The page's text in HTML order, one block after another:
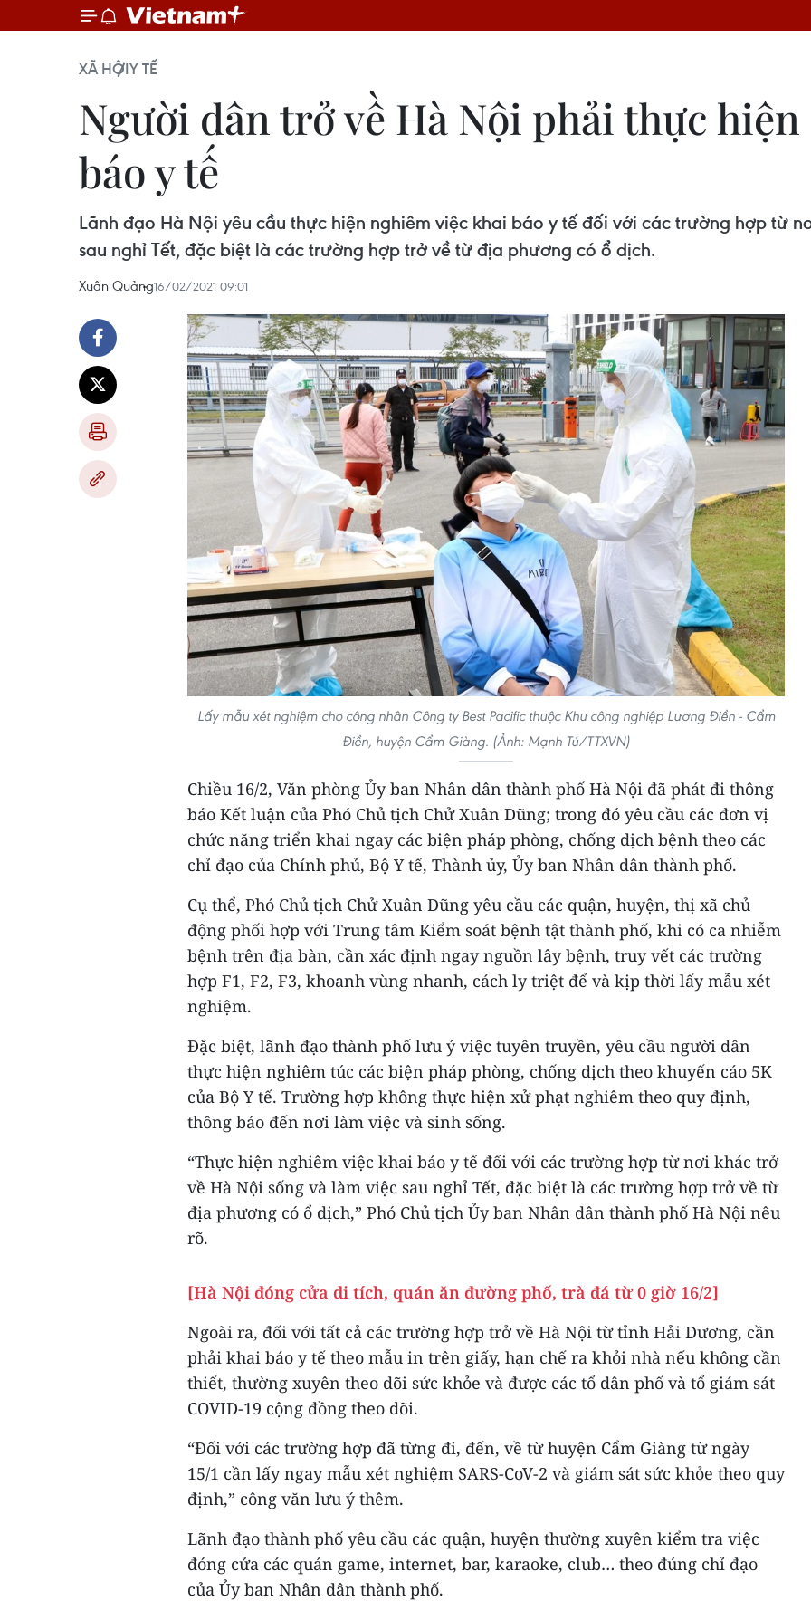
XÃ HỘIY TẾ
Người dân trở về Hà Nội phải thực
báo y tế
Lãnh đạo Hà Nội yêu cầu thực hiện nghiêm việc khai báo y tế đối với các trường hợp từ
sau nghỉ Tết, đặc biệt là các trường hợp trở về từ địa phương có ổ dịch.
Xuân Quảng16/02/2021 09:01
Lấy mẫu xét nghiệm cho công nhân Công ty Best Pacific thuộc Khu công nghiệp Lương Điền - Cẩm
Điền, huyện Cẩm Giàng. (Ảnh: Mạnh Tú/TTXVN)
Chiều 16/2, Văn phòng Ủy ban Nhân dân thành phố Hà Nội đã phát đi thông
báo Kết luận của Phó Chủ tịch Chử Xuân Dũng; trong đó yêu cầu các đơn vị
chức năng triển khai ngay các biện pháp phòng, chống dịch bệnh theo các
chỉ đạo của Chính phủ, Bộ Y tế, Thành ủy, Ủy ban Nhân dân thành phố.
Cụ thể, Phó Chủ tịch Chử Xuân Dũng yêu cầu các quận, huyện, thị xã chủ
động phối hợp với Trung tâm Kiểm soát bệnh tật thành phố, khi có ca nhiễm
bệnh trên địa bàn, cần xác định ngay nguồn lây bệnh, truy vết các trường
hợp F1, F2, F3, khoanh vùng nhanh, cách ly triệt để và kịp thời lấy mẫu xét
nghiệm.
Đặc biệt, lãnh đạo thành phố lưu ý việc tuyên truyền, yêu cầu người dân
thực hiện nghiêm túc các biện pháp phòng, chống dịch theo khuyến cáo 5K
của Bộ Y tế. Trường hợp không thực hiện xử phạt nghiêm theo quy định,
thông báo đến nơi làm việc và sinh sống.
“Thực hiện nghiêm việc khai báo y tế đối với các trường hợp từ nơi khác trở
về Hà Nội sống và làm việc sau nghỉ Tết, đặc biệt là các trường hợp trở về từ
địa phương có ổ dịch,” Phó Chủ tịch Ủy ban Nhân dân thành phố Hà Nội nêu
rõ.
[Hà Nội đóng cửa di tích, quán ăn đường phố, trà đá từ 0 giờ 16/2]
Ngoài ra, đối với tất cả các trường hợp trở về Hà Nội từ tỉnh Hải Dương, cần
phải khai báo y tế theo mẫu in trên giấy, hạn chế ra khỏi nhà nếu không cần
thiết, thường xuyên theo dõi sức khỏe và được các tổ dân phố và tổ giám sát
COVID-19 cộng đồng theo dõi.
“Đối với các trường hợp đã từng đi, đến, về từ huyện Cẩm Giàng từ ngày
15/1 cần lấy ngay mẫu xét nghiệm SARS-CoV-2 và giám sát sức khỏe theo quy
định,” công văn lưu ý thêm.
Lãnh đạo thành phố yêu cầu các quận, huyện thường xuyên kiểm tra việc
đóng cửa các quán game, internet, bar, karaoke, club… theo đúng chỉ đạo
của Ủy ban Nhân dân thành phố.